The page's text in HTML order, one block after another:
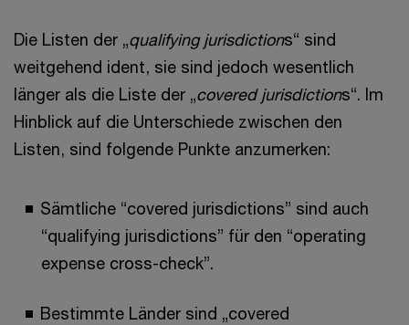
Die Listen der „qualifying jurisdictions“ sind
weitgehend ident, sie sind jedoch wesentlich
länger als die Liste der „covered jurisdictions“. Im
Hinblick auf die Unterschiede zwischen den
Listen, sind folgende Punkte anzumerken:
Sämtliche “covered jurisdictions” sind auch
“qualifying jurisdictions” für den “operating
expense cross-check”.
Bestimmte Länder sind „covered